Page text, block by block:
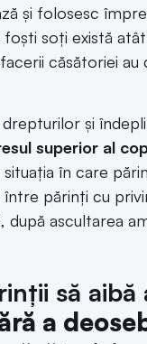
și folosesc
soți există
căsătoriei
și
superior al
în care
părinți cu
după ascultarea
să aibă
a